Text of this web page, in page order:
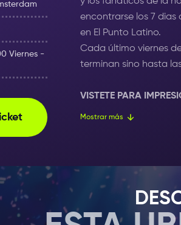
Viernes -
encontrarse los 7
en El Punto Latino.
Cada último viernes
terminan sino hasta
VISTETE PARA
El Punto latino atrae
El Punto Latino tiene
Ámsterdam no son
todos los tips de
Mostrar más